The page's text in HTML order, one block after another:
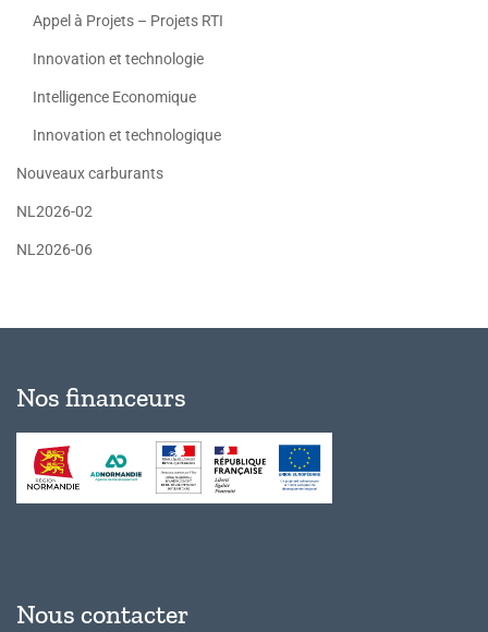
Appel à Projets – Projets RTI
Innovation et technologie
Intelligence Economique
Innovation et technologique
Nouveaux carburants
NL2026-02
NL2026-06
Nos financeurs
Nous contacter